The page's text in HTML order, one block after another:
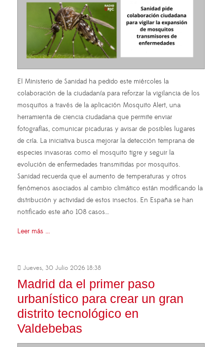
El Ministerio de Sanidad ha pedido este miércoles la
colaboración de la ciudadanía para reforzar la vigilancia de los
mosquitos a través de la aplicación Mosquito Alert, una
herramienta de ciencia ciudadana que permite enviar
fotografías, comunicar picaduras y avisar de posibles lugares
de cría. La iniciativa busca mejorar la detección temprana de
especies invasoras como el mosquito tigre y seguir la
evolución de enfermedades transmitidas por mosquitos.
Sanidad recuerda que el aumento de temperaturas y otros
fenómenos asociados al cambio climático están modificando la
distribución y actividad de estos insectos. En España se han
notificado este año 108 casos…
Leer más ...
Jueves, 30 Julio 2026 18:38
Madrid da el primer paso
urbanístico para crear un gran
distrito tecnológico en
Valdebebas